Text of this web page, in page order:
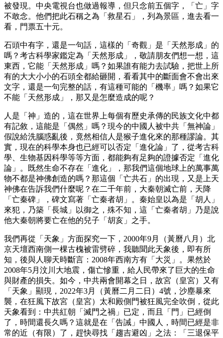
被發現。中央電視台也做過報導，但只念前五個字，「亡」字
不敢念。他們把此石稱之為「救星石」，列為景區，進去看一
看，門票五十元。
石頭中有字，還是一句話，這樣的「奇觀」是「天然形成」的
嗎？考古科學家鑑定為「天然形成」，敬請朋友們想一想，這
東西，它能「天然形成」嗎？如果誰有能力去試驗，把世上所
有的大大小小的石頭全都給砸開，看看其中的斷面會不會出來
文字，還是一句完整的話，有這種可能的「機率」嗎？如果它
不能「天然形成」，那又是怎麼造成的呢？
人是「神」造的，這在世界上每個有歷史承傳的民族文化中都
有記敘，這能是「偶然」嗎？現今的中國人被中共「無神論」
假說給洗腦惑亂後，竟然相信人是猴子進化來的那種謬論。其
實，現在的科學本身也已經可以否定「進化論」了，從考古科
學、生物基因科學等等方面，都能夠有足夠的證據否定「進化
論」。既然生命不存在「進化」，那我們這個地球上的萬事萬
物不都是神佛創造的嗎？那這個「亡共石」的出現，又是上天
神佛在告訴我們什麼呢？在二千年前，大秦朝滅亡前，天降
「亡秦碑」，碑文寫著「亡秦者胡」。秦始皇以為是「胡人」
來犯，乃築「長城」以御之，殊不知，這「亡秦者胡」乃是說
他大秦朝將要亡在他的兒子「胡亥」之手。
我們再從「天象」方面探究一下，2000年9月（黃曆八月）北
京天壇西南側一棵古槐被雷劈碎，我聽聞此天象後，即有所
知，後與人聊天時斷言：2008年西南方有「大災」。果然於
2008年5月汶川大地震，傷亡慘重，給人民帶來了巨大的生命
與財產的損失。如今，中共兩會開幕之日，故宮（皇宮）又有
「天象」顯現，2022年3月（黃曆二月二日）4號，沙塵暴來
襲，在狂風下故宮（皇宮）太和殿側門被狂風完全吹倒，從此
天象看到：中共紅朝「滅門之禍」已定，而且「門」已經倒
了，時間還長久嗎？這就是在「告誡」中國人，時間已經是非
常的近（有限）了，趕快尋找「趨吉避凶」之法：「三退保平